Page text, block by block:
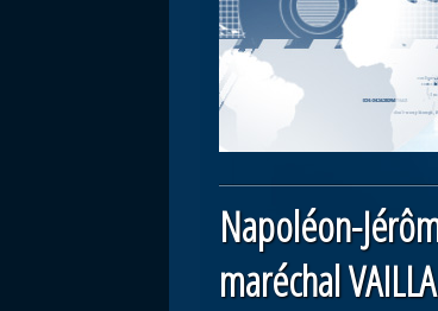
Napoléon-
maréchal